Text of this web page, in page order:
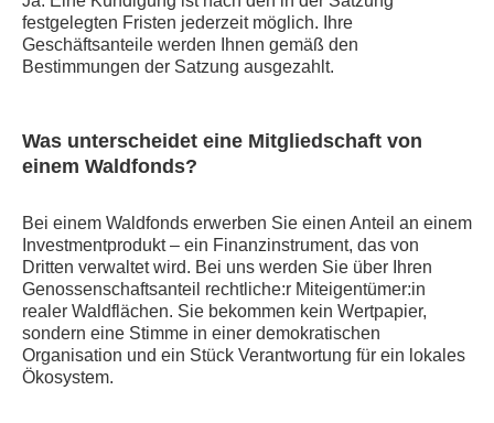
Was unterscheidet eine Mitgliedschaft von
einem Waldfonds?
Bei einem Waldfonds erwerben Sie einen Anteil an einem
Investmentprodukt – ein Finanzinstrument, das von
Dritten verwaltet wird. Bei uns werden Sie über Ihren
Genossenschaftsanteil rechtliche:r Miteigentümer:in
realer Waldflächen. Sie bekommen kein Wertpapier,
sondern eine Stimme in einer demokratischen
Organisation und ein Stück Verantwortung für ein lokales
Ökosystem.
festgelegten Fristen jederzeit möglich. Ihre
Geschäftsanteile werden Ihnen gemäß den
Bestimmungen der Satzung ausgezahlt.